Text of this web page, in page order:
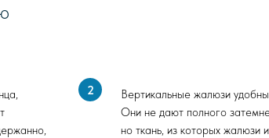
Вертикальные жалюзи
Они не дают полного
но ткань, из которых жалюзи